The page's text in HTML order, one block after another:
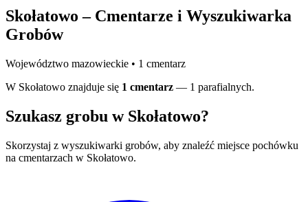
Skołatowo – Cmentarze i Wyszukiwarka
Grobów
Województwo mazowieckie • 1 cmentarz
W Skołatowo znajduje się 1 cmentarz — 1 parafialnych.
Szukasz grobu w Skołatowo?
Skorzystaj z wyszukiwarki grobów, aby znaleźć miejsce pochówku
na cmentarzach w Skołatowo.